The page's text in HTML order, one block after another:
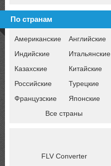
По странам
Американские
Английские
Индийские
Итальянские
Казахские
Китайские
Российские
Турецкие
Французские
Японские
Все страны
FLV Converter